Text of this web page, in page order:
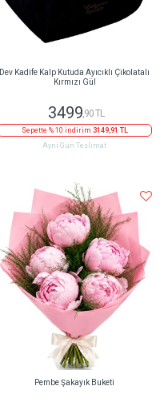
Dev Kadife Kalp Kutuda Ayıcıklı Çikolatalı
Kırmızı Gül
3499 ,90 TL
Sepette % 10 indirim 3149,91 TL
Aynı Gün Teslimat
Pembe Şakayık Buketi